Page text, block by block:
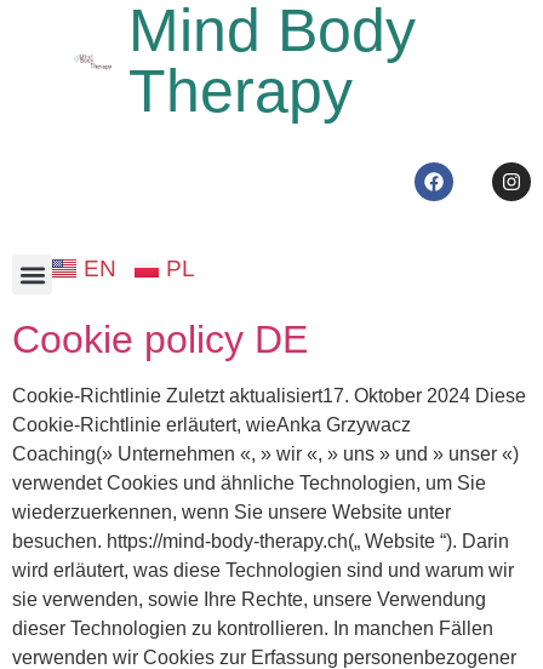
Mind Body
Therapy
EN PL
Cookie policy DE
Cookie-Richtlinie Zuletzt aktualisiert17. Oktober 2024 Diese
Cookie-Richtlinie erläutert, wieAnka Grzywacz
Coaching(» Unternehmen «, » wir «, » uns » und » unser «)
verwendet Cookies und ähnliche Technologien, um Sie
wiederzuerkennen, wenn Sie unsere Website unter
besuchen. https://mind-body-therapy.ch(„ Website “). Darin
wird erläutert, was diese Technologien sind und warum wir
sie verwenden, sowie Ihre Rechte, unsere Verwendung
dieser Technologien zu kontrollieren. In manchen Fällen
verwenden wir Cookies zur Erfassung personenbezogener